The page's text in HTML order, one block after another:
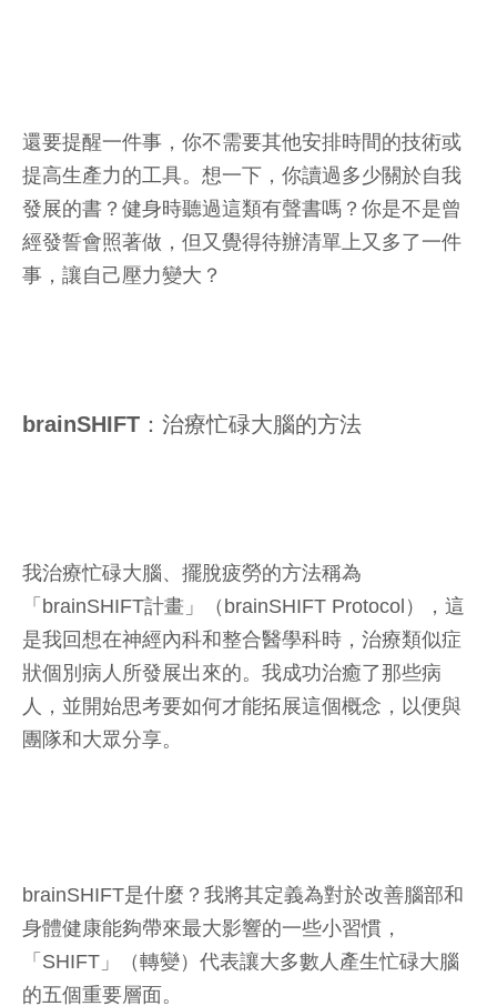
還要提醒一件事，你不需要其他安排時間的技術或
提高生產力的工具。想一下，你讀過多少關於自我
發展的書？健身時聽過這類有聲書嗎？你是不是曾
經發誓會照著做，但又覺得待辦清單上又多了一件
事，讓自己壓力變大？
brainSHIFT：治療忙碌大腦的方法
我治療忙碌大腦、擺脫疲勞的方法稱為
「brainSHIFT計畫」（brainSHIFT Protocol），這
是我回想在神經內科和整合醫學科時，治療類似症
狀個別病人所發展出來的。我成功治癒了那些病
人，並開始思考要如何才能拓展這個概念，以便與
團隊和大眾分享。
brainSHIFT是什麼？我將其定義為對於改善腦部和
身體健康能夠帶來最大影響的一些小習慣，
「SHIFT」（轉變）代表讓大多數人產生忙碌大腦
的五個重要層面。